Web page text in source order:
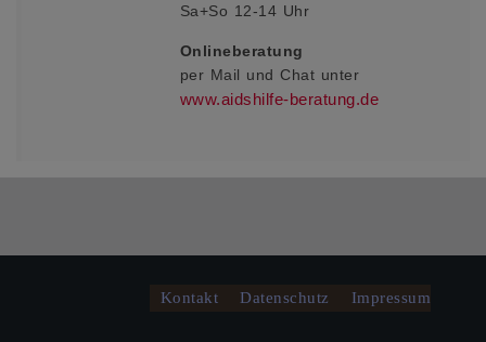
Sa+So 12-14 Uhr
Onlineberatung
per Mail und Chat unter
www.aidshilfe-beratung.de
Kontakt Datenschutz Impressum